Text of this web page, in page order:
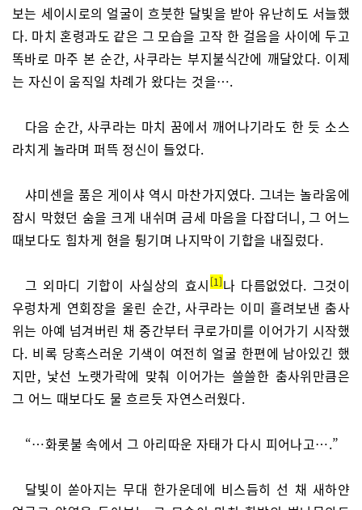
보는 세이시로의 얼굴이 흐붓한 달빛을 받아 유난히도 서늘했
다. 마치 혼령과도 같은 그 모습을 고작 한 걸음을 사이에 두고
똑바로 마주 본 순간, 사쿠라는 부지불식간에 깨달았다. 이제
는 자신이 움직일 차례가 왔다는 것을….
다음 순간, 사쿠라는 마치 꿈에서 깨어나기라도 한 듯 소스
라치게 놀라며 퍼뜩 정신이 들었다.
샤미센을 품은 게이샤 역시 마찬가지였다. 그녀는 놀라움에
잠시 막혔던 숨을 크게 내쉬며 금세 마음을 다잡더니, 그 어느
때보다도 힘차게 현을 튕기며 나지막이 기합을 내질렀다.
그 외마디 기합이 사실상의 효시 1 나 다름없었다. 그것이
우렁차게 연회장을 울린 순간, 사쿠라는 이미 흘려보낸 춤사
위는 아예 넘겨버린 채 중간부터 쿠로가미를 이어가기 시작했
다. 비록 당혹스러운 기색이 여전히 얼굴 한편에 남아있긴 했
지만, 낯선 노랫가락에 맞춰 이어가는 쓸쓸한 춤사위만큼은
그 어느 때보다도 물 흐르듯 자연스러웠다.
“…화롯불 속에서 그 아리따운 자태가 다시 피어나고….”
달빛이 쏟아지는 무대 한가운데에 비스듬히 선 채 새하얀